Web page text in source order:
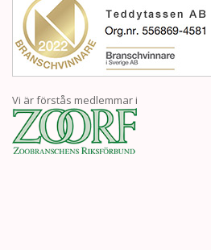
Vi är förstås medlemmar i